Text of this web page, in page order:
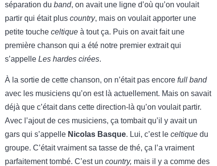
séparation du band, on avait une ligne d’où qu’on voulait
partir qui était plus country, mais on voulait apporter une
petite touche celtique à tout ça. Puis on avait fait une
première chanson qui a été notre premier extrait qui
s’appelle Les hardes cirées.
À la sortie de cette chanson, on n’était pas encore full band
avec les musiciens qu’on est là actuellement. Mais on savait
déjà que c’était dans cette direction-là qu’on voulait partir.
Avec l’ajout de ces musiciens, ça tombait qu’il y avait un
gars qui s’appelle Nicolas Basque. Lui, c’est le celtique du
groupe. C’était vraiment sa tasse de thé, ça l’a vraiment
parfaitement tombé. C’est un country, mais il y a comme des